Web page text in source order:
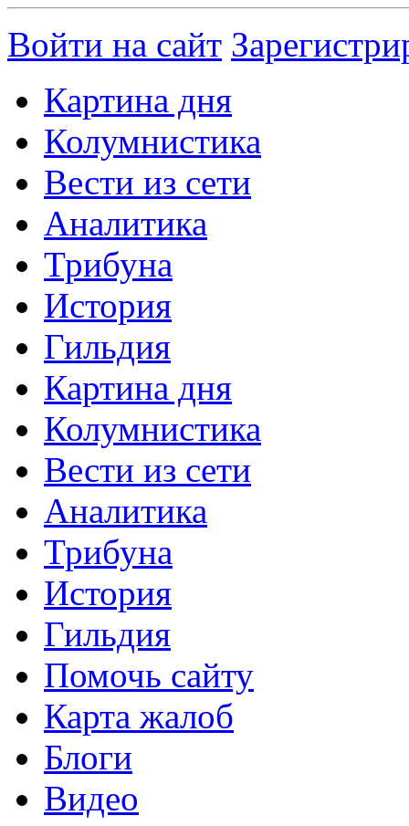
Войти на сайт
Картина дня
Колумнистика
Вести из сети
Аналитика
Трибуна
История
Гильдия
Картина дня
Колумнистика
Вести из сети
Аналитика
Трибуна
История
Гильдия
Помочь сайту
Карта жалоб
Блоги
Видео